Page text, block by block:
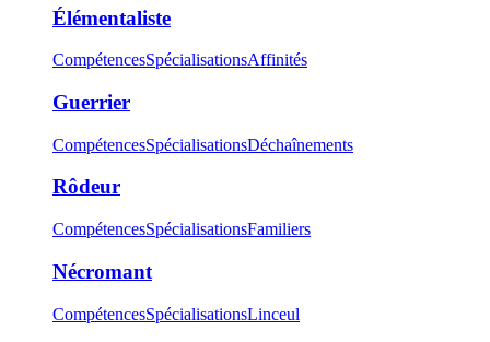
Élémentaliste
CompétencesSpécialisationsAffinités
Guerrier
CompétencesSpécialisationsDéchaînements
Rôdeur
CompétencesSpécialisationsFamiliers
Nécromant
CompétencesSpécialisationsLinceul